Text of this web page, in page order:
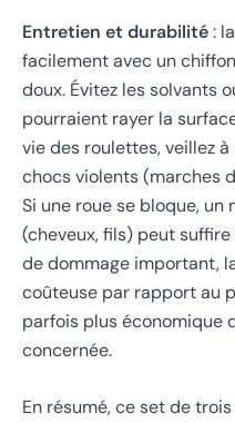
Entretien et durabilité:
facilement avec un
doux. Évitez les solvants
pourraient rayer la
vie des roulettes, veillez
chocs violents (marches
Si une roue se bloque,
(cheveux, fils) peut
de dommage important,
coûteuse par rapport au
parfois plus économique
concernée.
En résumé, ce set de